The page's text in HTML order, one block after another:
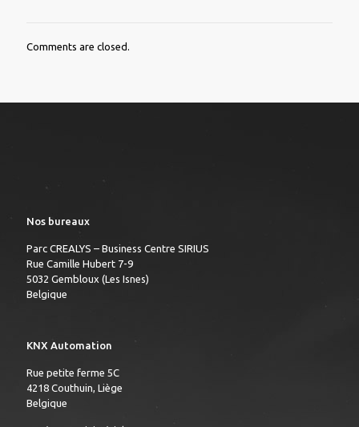
Comments are closed.
Nos bureaux
Parc CREALYS – Business Centre SIRIUS
Rue Camille Hubert 7-9
5032 Gembloux (Les Isnes)
Belgique
KNX Automation
Rue petite ferme 5C
4218 Couthuin, Liège
Belgique